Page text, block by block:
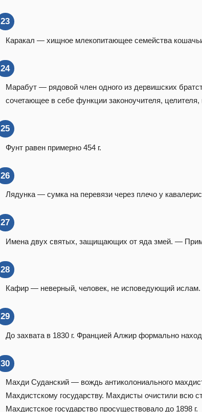
23
Каракал — хищное млекопитающее семейства
24
Марабут — рядовой член одного из дервишских
сочетающее в себе функции законоучителя,
25
Фунт равен примерно 454 г.
26
Лядунка — сумка на перевязи через плечо у
27
Имена двух святых, защищающих от яда змей. —
28
Кафир — неверный, человек, не исповедующий ислам.
29
До захвата в 1830 г. Францией Алжир формально
30
Махди Суданский — вождь антиколониального
Махдистскому государству. Махдисты очистили всю
Махдистское государство просуществовало до 1898 г.